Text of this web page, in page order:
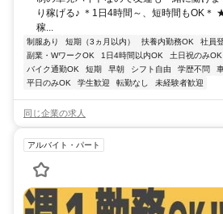
り稼げる♪ ＊1日4時間～、短時間もOK
稼...
制服あり 短期（3ヵ月以内） 扶養内勤務OK 社員
副業・WワークOK
1日4時間以内OK 土日祝のみOK
バイク通勤OK
短期 早朝 シフト自由 学歴不問
平日のみOK
学生歓迎 転勤なし 未経験者歓迎
同じ企業の求人
アルバイト・パート